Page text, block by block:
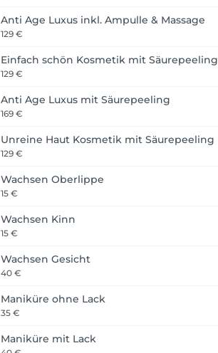
Anti Age Luxus inkl. Ampulle & Massage
129 €
Einfach schön Kosmetik mit Säurepeeling
129 €
Anti Age Luxus mit Säurepeeling
169 €
Unreine Haut Kosmetik mit Säurepeeling
129 €
Wachsen Oberlippe
15 €
Wachsen Kinn
15 €
Wachsen Gesicht
40 €
Maniküre ohne Lack
35 €
Maniküre mit Lack